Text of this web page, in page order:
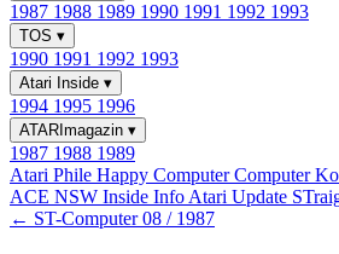
1987 1988 1989 1990 1991 1992 1993
TOS ▾
1990 1991 1992 1993
Atari Inside ▾
1994 1995 1996
ATARImagazin ▾
1987 1988 1989
Atari Phile Happy ComputerComputer
ACE NSW Inside Info Atari Update
← ST-Computer 08 / 1987